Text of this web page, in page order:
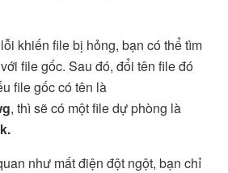
khiến file bị hỏng, bạn có thể tìm
file gốc. Sau đó, đổi tên file đó
file gốc có tên là
, thì sẽ có một file dự phòng là
như mất điện đột ngột, bạn chỉ